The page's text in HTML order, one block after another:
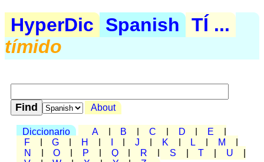
HyperDic Spanish
TÍ ...
tímido
About
Diccionario A B C D E
F
G H J K L M
N
O P Q R S T U